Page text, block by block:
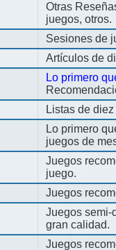
Otras
juegos, otros.
Sesiones de
Artículos de
Lo primero
Listas de
Lo primero
juegos de
Juegos
juego.
Juegos
Juegos semi-
gran calidad.
Juegos